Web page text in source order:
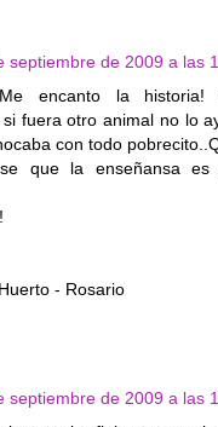
septiembre de 2009 a las
encanto la
fuera otro animal no lo
con todo
que la enseñansa es
- Rosario
septiembre de 2009 a las